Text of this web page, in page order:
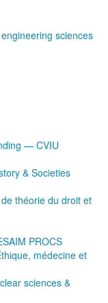
sciences
— CVIU
& Societies
théorie du droit et
PROCS
médecine et
sciences &